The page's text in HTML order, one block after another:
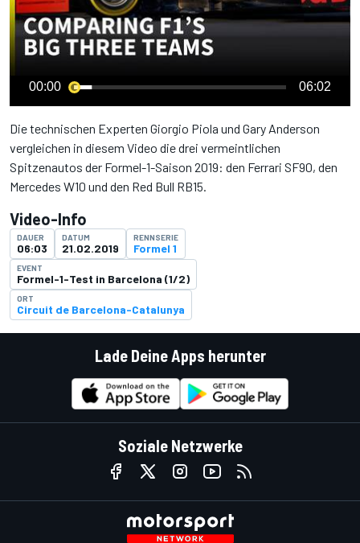
00:00 06:02
Die technischen Experten Giorgio Piola und Gary Anderson
vergleichen in diesem Video die drei vermeintlichen
Spitzenautos der Formel-1-Saison 2019: den Ferrari SF90, den
Mercedes W10 und den Red Bull RB15.
Video-Info
DAUER
06:03
DATUM
21.02.2019
RENNSERIE
Formel 1
EVENT
Formel-1-Test in Barcelona (1/2)
ORT
Circuit de Barcelona-Catalunya
Lade Deine Apps herunter
Soziale Netzwerke